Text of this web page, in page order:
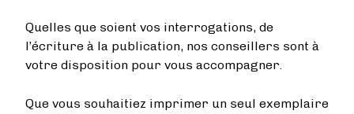
Quelles que soient vos interrogations, de
l’écriture à la publication, nos conseillers sont à
votre disposition pour vous accompagner.
Que vous souhaitiez imprimer un seul exemplaire